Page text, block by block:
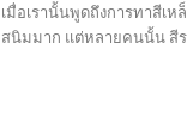
เมื่อเรานั้นพูดถึงการทาสีเ
สนิมมาก แต่หลายคนนั้น